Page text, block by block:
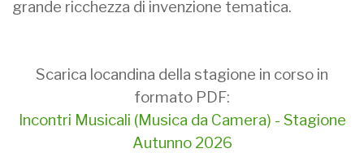
grande ricchezza di invenzione tematica.
Scarica locandina della stagione in corso in
formato PDF:
Incontri Musicali (Musica da Camera) - Stagione
Autunno 2026